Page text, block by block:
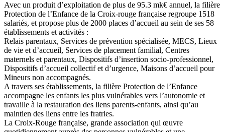
Avec un produit d’exploitation de plus de 95.3 mk€ annuel, la filière
Protection de l’Enfance de la Croix-rouge française regroupe 1518
salariés, et propose plus de 2000 places d’accueil au sein de ses 58
établissements et activités :
Relais parentaux, Services de prévention spécialisée, MECS, Lieux
de vie et d’accueil, Services de placement familial, Centres
maternels et parentaux, Dispositifs d’insertion socio-professionnel,
Dispositifs d’accueil collectif et d’urgence, Maisons d’accueil pour
Mineurs non accompagnés.
A travers ses établissements, la filière Protection de l’Enfance
accompagne les enfants les plus vulnérables vers l’autonomie et
travaille à la restauration des liens parents-enfants, ainsi qu’au
maintien des liens entre les fratries.
La Croix-Rouge française, grande association qui œuvre